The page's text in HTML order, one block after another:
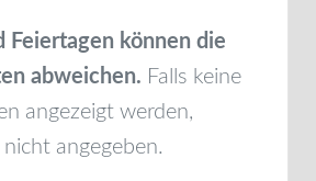
Feiertagen können die
abweichen. Falls keine
angezeigt werden,
angegeben.